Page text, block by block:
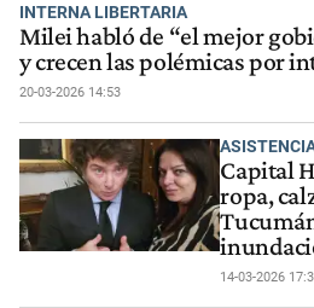
INTERNA LIBERTARIA
Milei habló de “el mejor
y crecen las polémicas por
20-03-2026 14:53
Capital
ropa,
14-03-2026